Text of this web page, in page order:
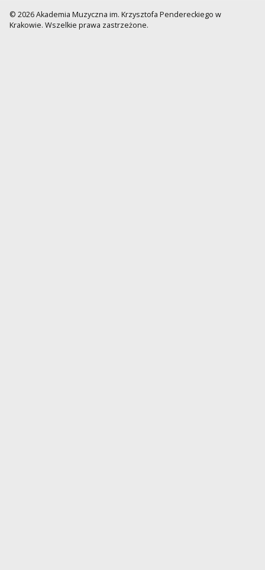
© 2026 Akademia Muzyczna im. Krzysztofa Pendereckiego w
Krakowie. Wszelkie prawa zastrzeżone.